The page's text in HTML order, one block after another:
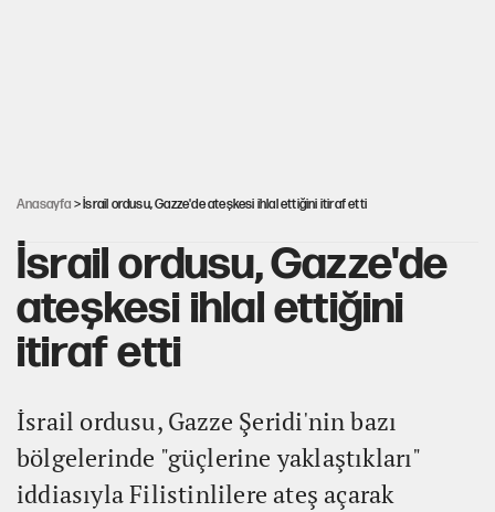
Anasayfa > İsrail ordusu, Gazze'de ateşkesi ihlal ettiğini itiraf etti
İsrail ordusu, Gazze'de
ateşkesi ihlal ettiğini
itiraf etti
İsrail ordusu, Gazze Şeridi'nin bazı
bölgelerinde "güçlerine yaklaştıkları"
iddiasıyla Filistinlilere ateş açarak